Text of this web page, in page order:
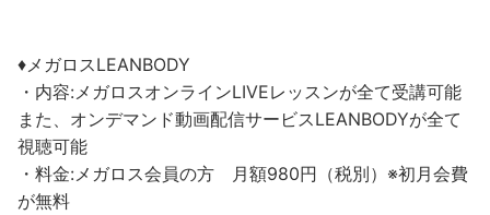
♦︎メガロスLEANBODY
・内容:メガロスオンラインLIVEレッスンが全て受講可能
また、オンデマンド動画配信サービスLEANBODYが全て
視聴可能
・料金:メガロス会員の方 月額980円（税別）※初月会費
が無料